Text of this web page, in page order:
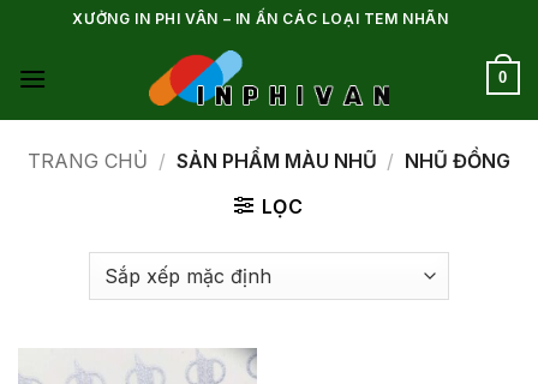
nội
XƯỞNG IN PHI VÂN – IN ẤN CÁC LOẠI TEM NHÃN
0
TRANG CHỦ / SẢN PHẨM MÀU NHŨ / NHŨ ĐỒNG
LỌC